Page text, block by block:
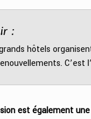
:
hôtels
C’est
est également